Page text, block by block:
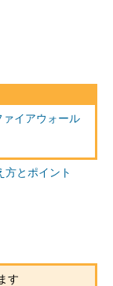
イアウォール
方とポイント
す